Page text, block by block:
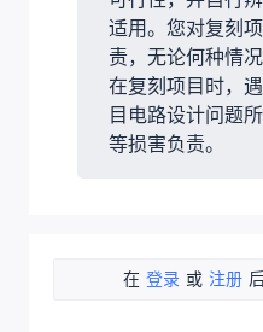
适用。您对复刻
责，无论何种情
在复刻项目时，
目电路设计问题
等损害负责。
在 登录 或 注册